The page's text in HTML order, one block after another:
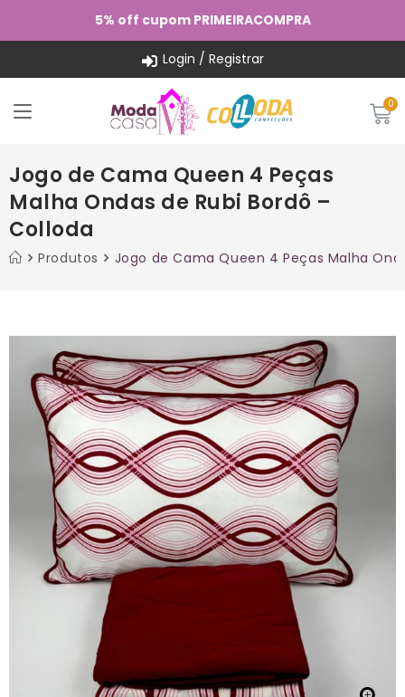
5% off cupom PRIMEIRACOMPRA
Login / Registrar
Jogo de Cama Queen 4 Peças
Malha Ondas de Rubi Bordô –
Colloda
Produtos Jogo de Cama Queen 4 Peças Malha